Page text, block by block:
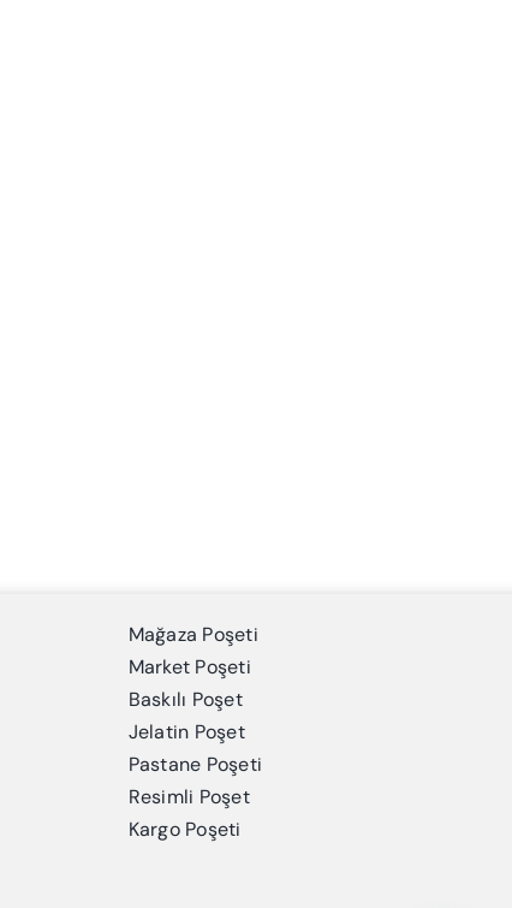
Mağaza Poşeti
Market Poşeti
Baskılı Poşet
Jelatin Poşet
Pastane Poşeti
Resimli Poşet
Kargo Poşeti